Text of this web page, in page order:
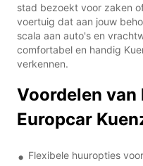
stad bezoekt voor zaken
voertuig dat aan jouw
scala aan auto's en
comfortabel en handig
verkennen.
Voordelen
Europcar
Flexibele huuropties